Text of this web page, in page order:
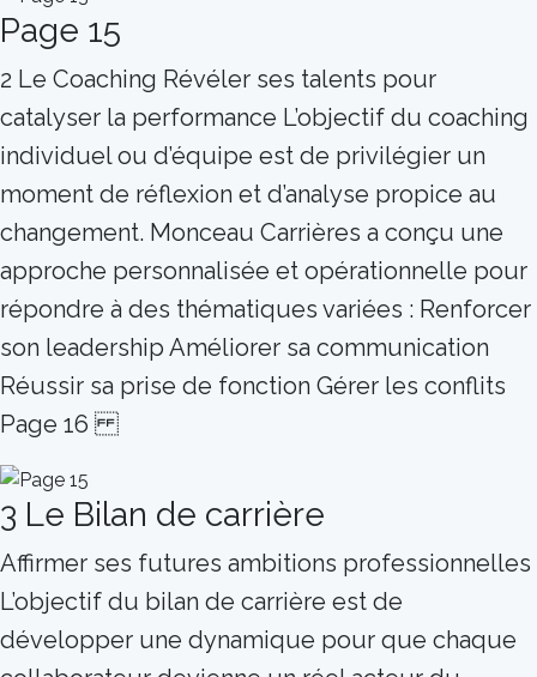
Page 15
2 Le Coaching Révéler ses talents pour
catalyser la performance L’objectif du coaching
individuel ou d’équipe est de privilégier un
moment de réflexion et d’analyse propice au
changement. Monceau Carrières a conçu une
approche personnalisée et opérationnelle pour
répondre à des thématiques variées : Renforcer
son leadership Améliorer sa communication
Réussir sa prise de fonction Gérer les conflits
Page 16
3 Le Bilan de carrière
Affirmer ses futures ambitions professionnelles
L’objectif du bilan de carrière est de
développer une dynamique pour que chaque